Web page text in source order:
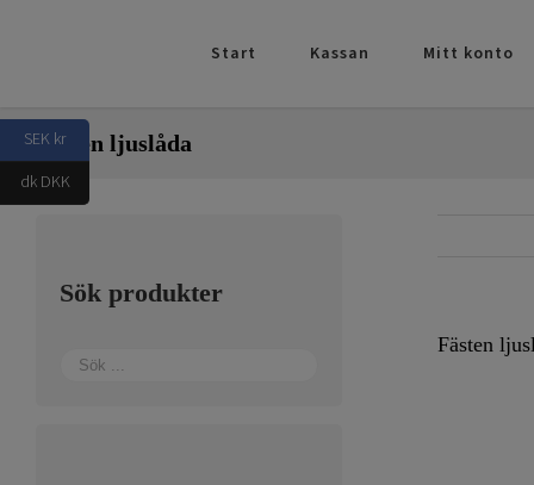
Start Kassan Mitt konto
Fästen ljuslåda
Fästen
Sök produkter
SEK kr
dk DKK